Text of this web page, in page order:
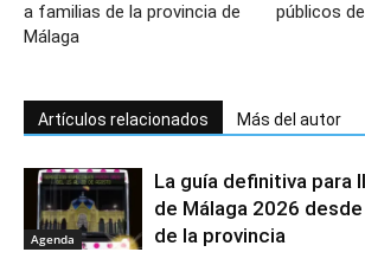
a familias de la provincia de
Málaga
públicos
Artículos relacionados Más del autor
Agenda
La guía definitiva para
de Málaga 2026
de la provincia